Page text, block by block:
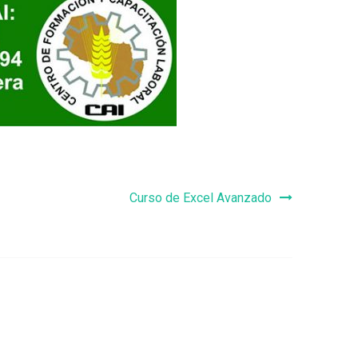
Curso de Excel Avanzado